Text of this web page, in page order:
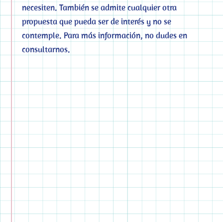
necesiten. También se admite cualquier otra
propuesta que pueda ser de interés y no se
contemple. Para más información, no dudes en
consultarnos.